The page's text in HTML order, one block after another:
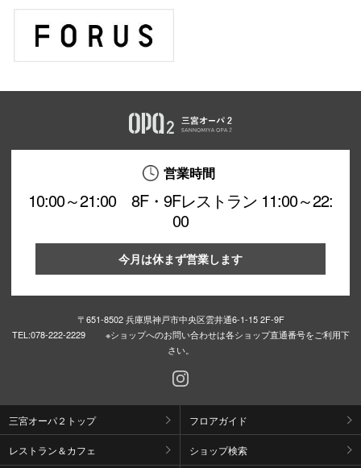
営業時間
10:00～21:00 8F・9Fレストラン 11:00～22:
00
今月は休まず営業します
〒651-8502 兵庫県神戸市中央区雲井通6-1-15 2F-9F
TEL:078-222-2229 ※ショップへのお問い合わせは各ショップ直通番号をご利用下
さい。
三宮オーパ２トップ フロアガイド
レストラン＆カフェ ショップ検索